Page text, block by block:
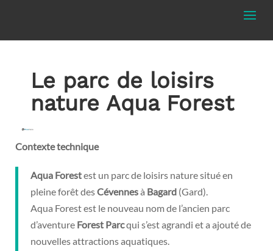
Le parc de loisirs
nature Aqua Forest
Contexte technique
Aqua Forestest un parc de loisirs nature situé en
pleine forêt desCévennesà Bagard (Gard).
Aqua Forest est le nouveau nom de l’ancien parc
d’aventure Forest Parcqui s’est agrandi et a ajouté de
nouvelles attractions aquatiques.